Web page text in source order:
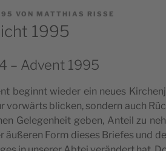
VON MATTHIAS RISSE
1995
– Advent 1995
beginnt wie­der ein neu­es
vor­wärts bli­cken, son­dern auch
Gele­gen­heit geben, Anteil zu
äuße­ren Form die­ses Brie­fes und